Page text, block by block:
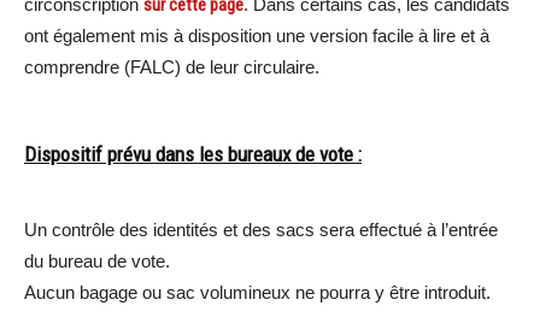
circonscription sur cette page. Dans certains cas, les candidats
ont également mis à disposition une version facile à lire et à
comprendre (FALC) de leur circulaire.
Dispositif prévu dans les bureaux de vote :
Un contrôle des identités et des sacs sera effectué à l’entrée
du bureau de vote.
Aucun bagage ou sac volumineux ne pourra y être introduit.